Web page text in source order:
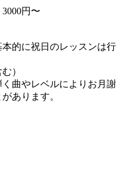
円〜
的に祝日のレッスンは行
）
曲やレベルによりお月謝
あります。